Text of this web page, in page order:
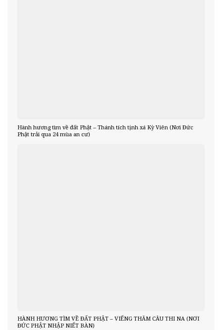
Hành hương tìm về đất Phật – Thánh tích tịnh xá Kỳ Viên (Nơi Đức
Phật trải qua 24 mùa an cư)
HÀNH HƯƠNG TÌM VỀ ĐẤT PHẬT – VIẾNG THĂM CÂU THI NA (NƠI
ĐỨC PHẬT NHẬP NIẾT BÀN)